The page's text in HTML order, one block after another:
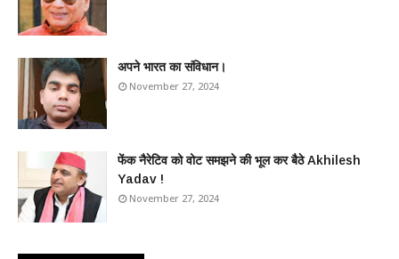
अपने भारत का संविधान।
November 27, 2024
फेंक नैरेटिव को वोट समझने की भूल कर बैठे Akhilesh
Yadav !
November 27, 2024